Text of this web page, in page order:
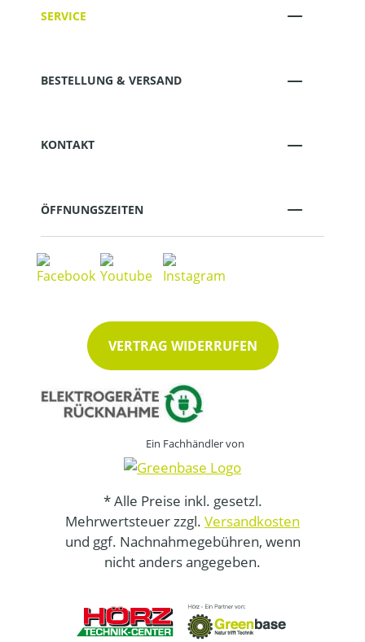
SERVICE
BESTELLUNG & VERSAND
KONTAKT
ÖFFNUNGSZEITEN
VERTRAG WIDERRUFEN
Ein Fachhändler von
* Alle Preise inkl. gesetzl.
Mehrwertsteuer zzgl. Versandkosten
und ggf. Nachnahmegebühren, wenn
nicht anders angegeben.